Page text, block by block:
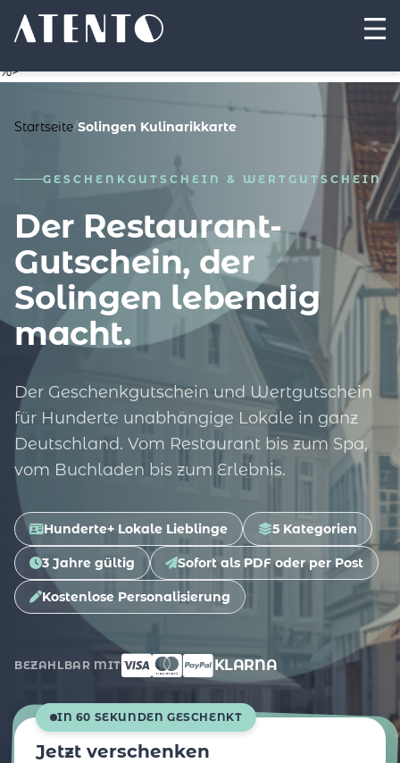
%>
Startseite/Solingen Kulinarikkarte
GESCHENKGUTSCHEIN & WERTGUTSCHEIN
Der Restaurant-
Gutschein, der
Solingen lebendig
macht.
Der Geschenkgutschein und Wertgutschein
für Hunderte unabhängige Lokale in ganz
Deutschland. Vom Restaurant bis zum Spa,
vom Buchladen bis zum Erlebnis.
Hunderte+ Lokale Lieblinge 5 Kategorien
3 Jahre gültig Sofort als PDF oder per Post
Kostenlose Personalisierung
BEZAHLBAR MIT KLARNA
IN 60 SEKUNDEN GESCHENKT
Jetzt verschenken